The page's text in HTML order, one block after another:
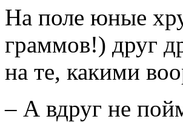
На поле юные
граммов!) друг
на те, какими
– А вдруг не